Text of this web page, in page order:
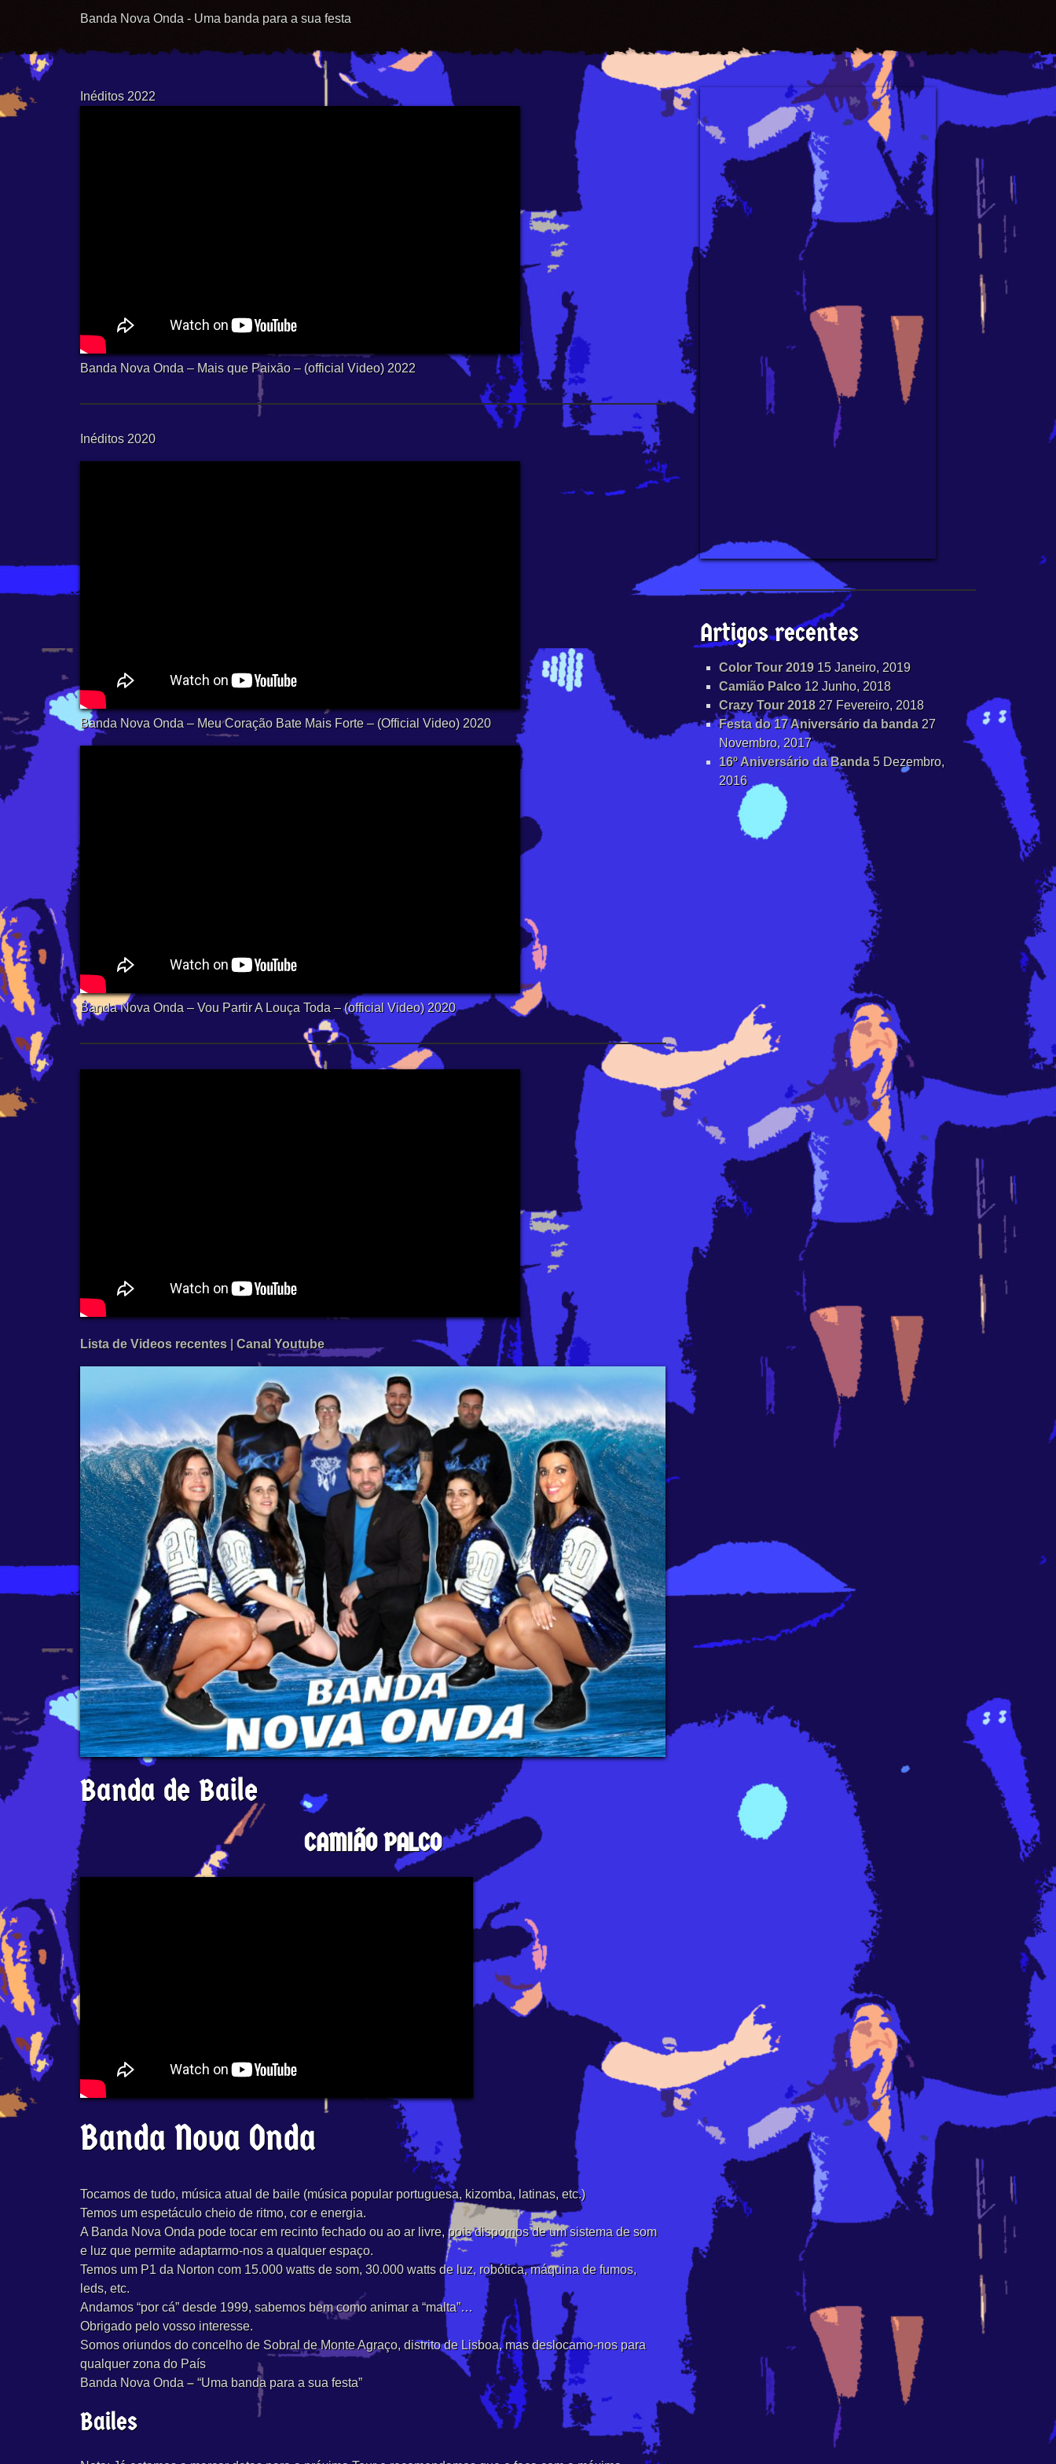
Banda Nova Onda - Uma banda para a sua festa
Inéditos 2022
Banda Nova Onda – Mais que Paixão – (official Video) 2022
Inéditos 2020
Banda Nova Onda – Meu Coração Bate Mais Forte – (Official Video) 2020
Banda Nova Onda – Vou Partir A Louça Toda – (official Video) 2020
Lista de Videos recentes | Canal Youtube
Banda de Baile
CAMIÃO PALCO
Banda Nova Onda
Tocamos de tudo, música atual de baile (música popular portuguesa, kizomba, latinas, etc.)​
Temos um espetáculo cheio de ritmo, cor e energia.
A Banda Nova Onda pode tocar em recinto fechado ou ao ar livre, pois dispomos de um sistema de som
e luz que permite adaptarmo-nos a qualquer espaço.​
Temos um P1 da Norton com 15.000 watts de som, 30.000 watts de luz, robótica, máquina de fumos,
leds, etc.
Andamos “por cá” desde 1999, sabemos bem como animar a “malta”…
Obrigado pelo vosso interesse.​
Somos oriundos do concelho de Sobral de Monte Agraço, distrito de Lisboa, mas deslocamo-nos para
qualquer zona do País
Banda Nova Onda –“Uma banda para a sua festa”
Bailes
Artigos recentes
Color Tour 2019 15 Janeiro, 2019
Camião Palco 12 Junho, 2018
Crazy Tour 2018 27 Fevereiro, 2018
Festa do 17 Aniversário da banda 27
Novembro, 2017
16º Aniversário da Banda 5 Dezembro,
2016